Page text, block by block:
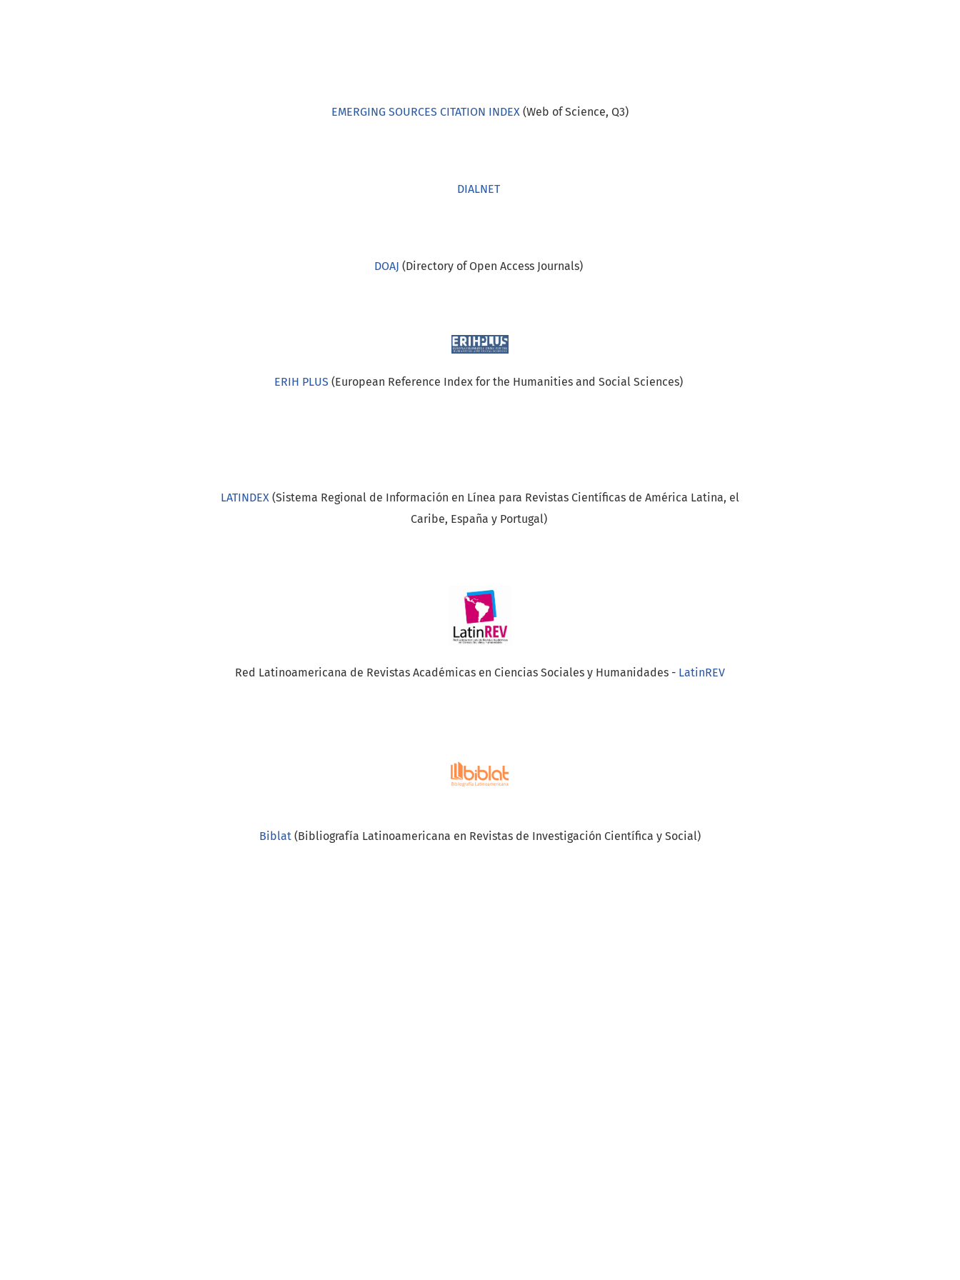
EMERGING SOURCES CITATION INDEX (Web of Science, Q3)
DIALNET
DOAJ (Directory of Open Access Journals)
ERIH PLUS (European Reference Index for the Humanities and Social Sciences)
LATINDEX (Sistema Regional de Información en Línea para Revistas Científicas de América Latina, el
Caribe, España y Portugal)
Red Latinoamericana de Revistas Académicas en Ciencias Sociales y Humanidades - LatinREV
Biblat (Bibliografía Latinoamericana en Revistas de Investigación Científica y Social)